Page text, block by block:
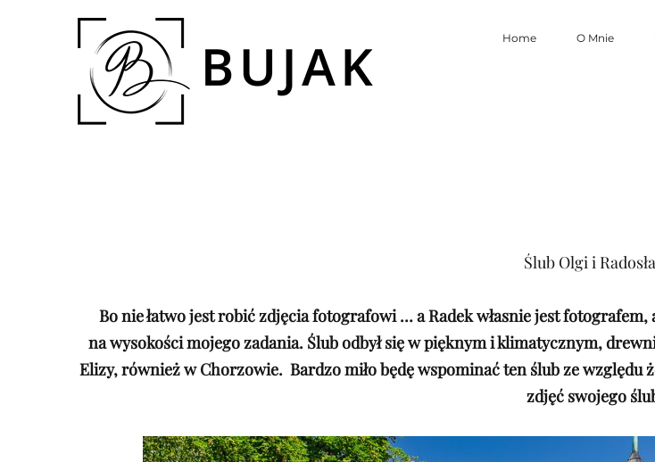
Home O Mnie
Ślub Olgi i
Bo nie łatwo jest robić zdjęcia fotografowi … a Radek własnie jest
na wysokości mojego zadania. Ślub odbył się w pięknym i klimatycznym,
Elizy,również w Chorzowie. Bardzo miło będę wspominać ten ślub ze względu
zdjęć swojego